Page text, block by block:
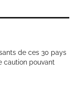
de ces 30 pays
caution pouvant